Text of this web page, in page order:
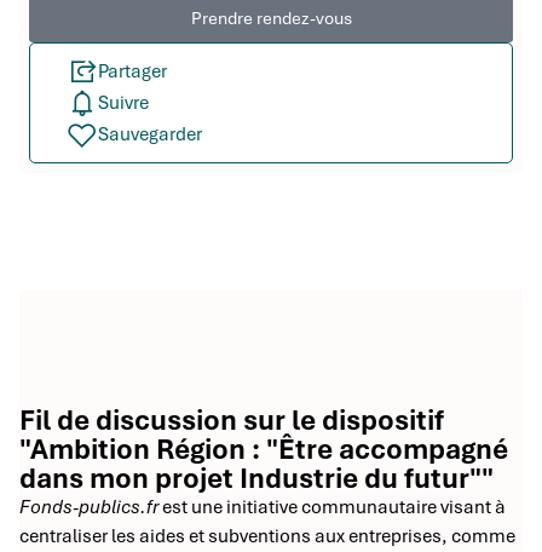
Prendre rendez-vous
Partager
Suivre
Sauvegarder
Fil de discussion sur le dispositif
"Ambition Région : "Être accompagné
dans mon projet Industrie du futur""
Fonds-publics.frest une initiative communautaire visant à
centraliser les aides et subventions aux entreprises, comme